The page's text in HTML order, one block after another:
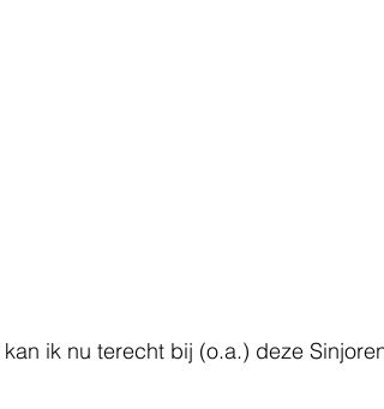
ik nu terecht bij (o.a.) deze